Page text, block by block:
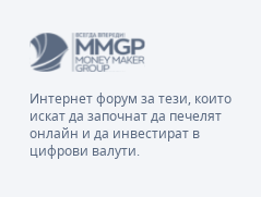
Интернет форум за тези, които
искат да започнат да печелят
онлайн и да инвестират в
цифрови валути.